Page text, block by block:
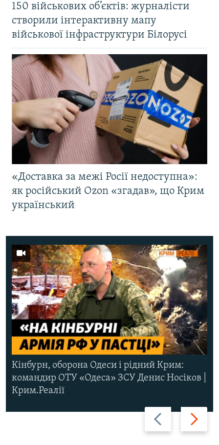
150 військових об’єктів: журналісти
створили інтерактивну мапу
військової інфраструктури Білорусі
«Доставка за межі Росії недоступна»:
як російський Ozon «згадав», що Крим
український
Назад Вперед
Кінбурн, оборона Одеси і рідний Крим:
командир ОТУ «Одеса» ЗСУ Денис Носіков |
Крим.Реалії